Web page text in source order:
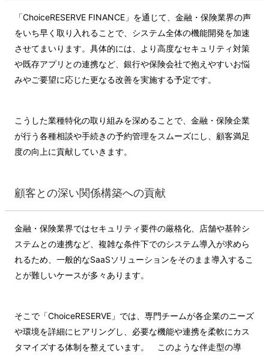
「ChoiceRESERVE FINANCE」を通じて、金融・保険業界の声
をいち早く取り入れることで、システム全体の機能開発を加速
させてまいります。具体的には、より高度なセキュリティ対策
や既存アプリとの連携など、銀行や保険会社で抱えやすいお悩
みやご要望に応じた更なる改善を実施する予定です。
こうした業種特化の取り組みを深めることで、金融・保険企業
が行う各種相談や手続きの予約管理をスムーズにし、顧客満足
度の向上に貢献していきます。
顧客との深い関係構築への貢献
金融・保険業界ではセキュリティ要件の厳格化、店舗や基幹シ
ステムとの連携など、複雑な条件下でのシステム導入が求めら
れるため、一般的なSaaSソリューションをそのまま導入するこ
とが難しいケースが多々あります。
そこで「ChoiceRESERVE」では、専門チームが各企業のニーズ
や環境を詳細にヒアリングし、必要な機能や連携を柔軟にカス
タマイズする体制を整えています。 このような伴走型の導